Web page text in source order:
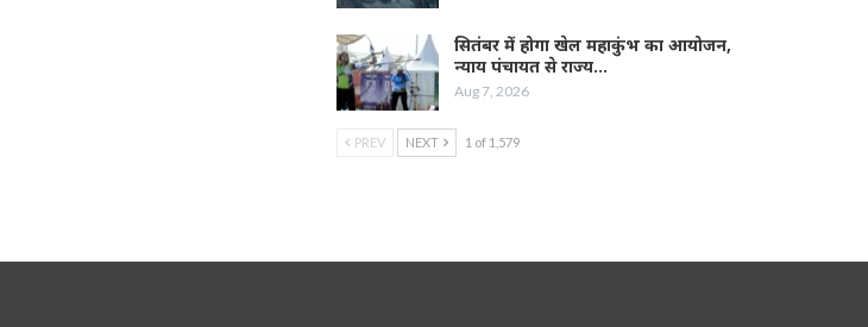
सितंबर में होगा खेल महाकुंभ का आयोजन,
न्याय पंचायत से राज्य…
Aug 7, 2026
PREV NEXT 1 of 1,579